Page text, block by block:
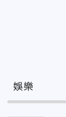
娛樂